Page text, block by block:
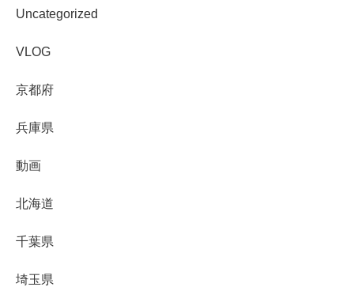
Uncategorized
VLOG
京都府
兵庫県
動画
北海道
千葉県
埼玉県